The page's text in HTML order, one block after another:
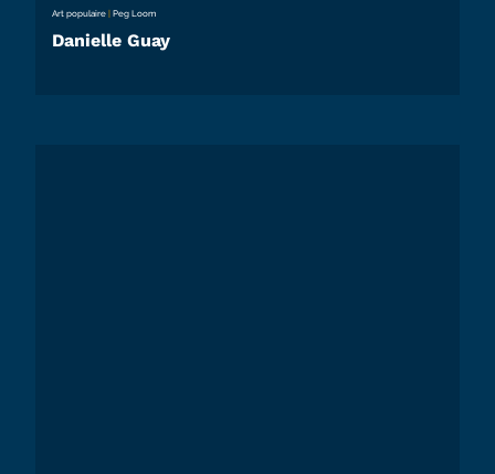
Art populaire |Peg Loom
Danielle Guay